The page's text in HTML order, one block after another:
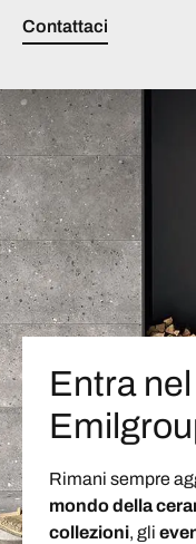
Contattaci
Entra
Rimani sempre
mondo della
collezioni, gli